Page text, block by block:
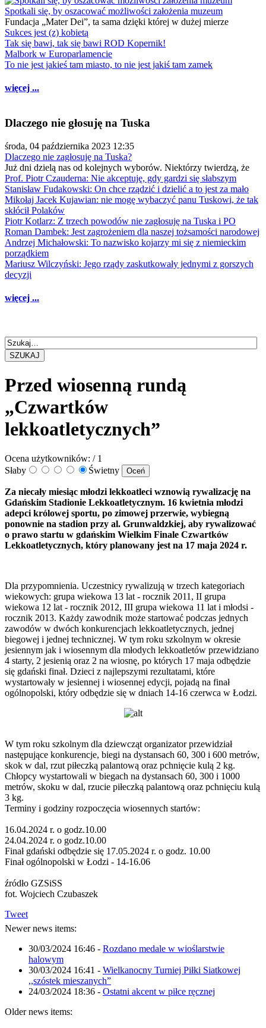
Spotkali się, by oszacować możliwości założenia muzeum
Fundacja „Mater Dei”, ta sama dzięki której w dużej mierze
Sukces jest (z) kobietą
Tak się bawi, tak się bawi ROD Kopernik!
Malbork w Europarlamencie
To nie jest jakieś tam miasto, to nie jest jakiś tam zamek
więcej ...
Dlaczego nie głosuję na Tuska
środa, 04 października 2023 12:35
Dlaczego nie zagłosuję na Tuska?
Już dni dzielą nas od kolejnych wyborów. Niektórzy twierdzą, że
Prof. Piotr Czauderna: Nie akceptuję, gdy gardzi się słabszym
Stanisław Fudakowski: On chce rządzić i dzielić a to jest za mało
Mikołaj Jacek Kujawian: nie mogę wybaczyć panu Tuskowi, że tak
skłócił Polaków
Piotr Kotlarz: Z trzech powodów nie zagłosuję na Tuska i PO
Roman Dambek: Jest zagrożeniem dla naszej tożsamości narodowej
Andrzej Michałowski: To nazwisko kojarzy mi się z niemieckim
porządkiem
Mariusz Wilczyński: Jego rządy zaskutkowały jednymi z gorszych
decyzji
więcej ...
SZUKAJ
Przed wiosenną rundą
„Czwartków
lekkoatletycznych”
Ocena użytkowników: / 1
Słaby
Świetny
Za niecały miesiąc młodzi lekkoatleci wznowią rywalizację na
Gdańskim Stadionie Lekkoatletycznym. 16 kwietnia młodzi
adepci królowej sportu, po zimowej przerwie, wybiegną
ponownie na stadion przy al. Grunwaldzkiej, aby rywalizować
o prawo startu w gdańskim Wielkim Finale Czwartków
Lekkoatletycznych, który planowany jest na 17 maja 2024 r.
Dla przypomnienia. Uczestnicy rywalizują w trzech kategoriach
wiekowych: grupa wiekowa 13 lat - rocznik 2011, II grupa
wiekowa 12 lat - rocznik 2012, III grupa wiekowa 11 lat i młodsi -
rocznik 2013. Każdy zawodnik może startować podczas jednych
zawodów w dwóch konkurencjach lekkoatletycznych, jednej
biegowej i jednej technicznej. W tym roku szkolnym w okresie
jesiennym jak i wiosennym dla młodych lekkoatletów przewidziano
4 starty, 2 jesienią oraz 2 na wiosnę, po których 17 maja odbędzie
się gdański finał. Dzieci z najlepszymi rezultatami, które
wystartowały w jesiennej i wiosennej edycji, pojadą na finał
ogólnopolski, który odbędzie się w dniach 14-16 czerwca w Łodzi.
W tym roku szkolnym dla dziewcząt organizator przewidział
następujące konkurencje, biegi na dystansach 60, 300 i 600 metrów,
skok w dal, rzut piłeczką palantową oraz pchnięcie kulą 2 kg.
Chłopcy wystartowali w biegach na dystansach 60, 300 i 1000
metrów, skoku w dal, rzucie piłeczką palantową oraz pchnięciu kulą
3 kg.
Terminy i godziny rozpoczęcia wiosennych startów:
16.04.2024 r. o godz.10.00
24.04.2024 r. o godz.10.00
Finał gdański odbędzie się 17.05.2024 r. o godz. 10.00
Finał ogólnopolski w Łodzi - 14-16.06
źródło GZSiSS
fot. Wojciech Czubaszek
Tweet
Newer news items:
30/03/2024 16:46 - Rozdano medale w wioślarstwie
halowym
30/03/2024 16:41 - Wielkanocny Turniej Piłki Siatkowej
,,szóstek mieszanych”
24/03/2024 18:36 - Ostatni akcent w piłce ręcznej
Older news items: